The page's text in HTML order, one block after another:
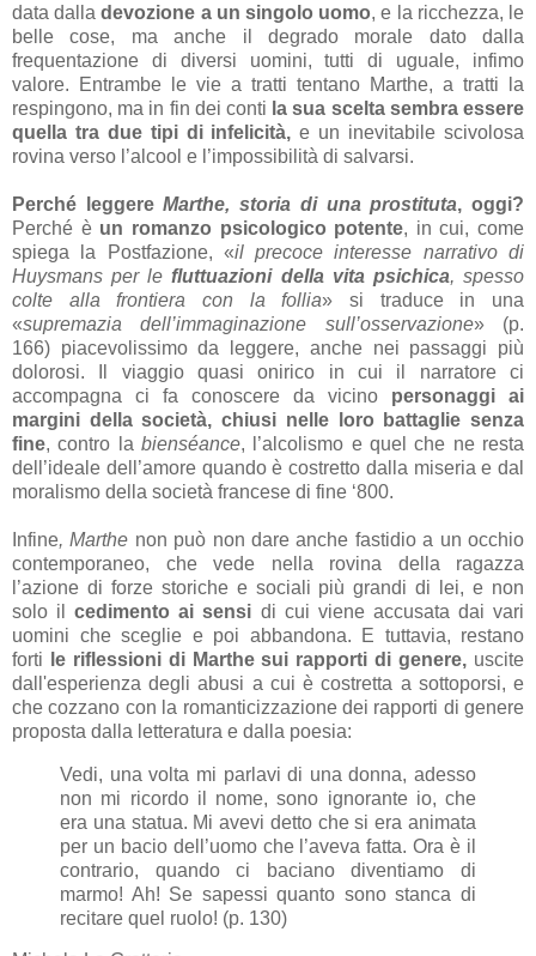
data dalladevozione a un singolo uomo, e la ricchezza, le
belle cose, ma anche il degrado morale dato dalla
frequentazione di diversi uomini, tutti di uguale, infimo
valore. Entrambe le vie a tratti tentano Marthe, a tratti la
respingono, ma in fin dei conti la sua scelta sembra essere
quella tra due tipi di infelicità,e un inevitabile scivolosa
rovina verso l’alcool e l’impossibilità di salvarsi.
Perché leggereMarthe, storia di una prostituta, oggi?
Perché è un romanzo psicologico potente, in cui, come
spiega la Postfazione, «il precoce interesse narrativo di
Huysmans per lefluttuazioni della vita psichica, spesso
colte alla frontiera con la follia» si traduce in una
«supremazia dell’immaginazione sull’osservazione» (p.
166) piacevolissimo da leggere, anche nei passaggi più
dolorosi. Il viaggio quasi onirico in cui il narratore ci
accompagna ci fa conoscere da vicino personaggi ai
margini della società, chiusi nelle loro battaglie senza
fine, contro la bienséance, l’alcolismo e quel che ne resta
dell’ideale dell’amore quando è costretto dalla miseria e dal
moralismo della società francese di fine ‘800.
Infine, Marthe non può non dare anche fastidio a un occhio
contemporaneo, che vede nella rovina della ragazza
l’azione di forze storiche e sociali più grandi di lei, e non
solo ilcedimento ai sensi di cui viene accusata dai vari
uomini che sceglie e poi abbandona. E tuttavia, restano
forti
le riflessioni di Marthe sui rapporti di genere, uscite
dall'esperienza degli abusi a cui è costretta a sottoporsi, e
che cozzano con la romanticizzazione dei rapporti di genere
proposta dalla letteratura e dalla poesia:
Vedi, una volta mi parlavi di una donna, adesso
non mi ricordo il nome, sono ignorante io, che
era una statua. Mi avevi detto che si era animata
per un bacio dell’uomo che l’aveva fatta. Ora è il
contrario, quando ci baciano diventiamo di
marmo! Ah! Se sapessi quanto sono stanca di
recitare quel ruolo! (p. 130)